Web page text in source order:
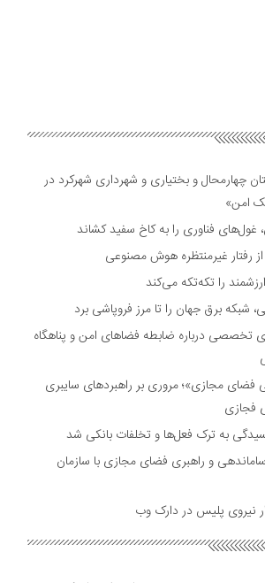
چهارمحال و بختیاری و شهرداری شهرکرد در
امن»
فناوری را به کاخ سفید کشاند
رفتار غیرمنتظره هوش مصنوعی
را تکه‌تکه می‌کند
برق جهان را تا مرز فروپاشی برد
تخصصی درباره ضابطه فضا‌های امن و پناهگاه
مجازی»؛ مروری بر راهبرد‌های سایبری
فجازی
به ترک فعل‌ها و تخلفات بانکی شد
و راهبری فضای مجازی با سازمان